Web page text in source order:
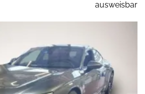
ausweisbar